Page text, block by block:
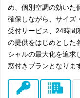
め、個別空調の効いた
確保しながら、サイズ
受付サービス、24時間
の提供をはじめとした
シャルの最大化を追求
窓付きプランとなりま